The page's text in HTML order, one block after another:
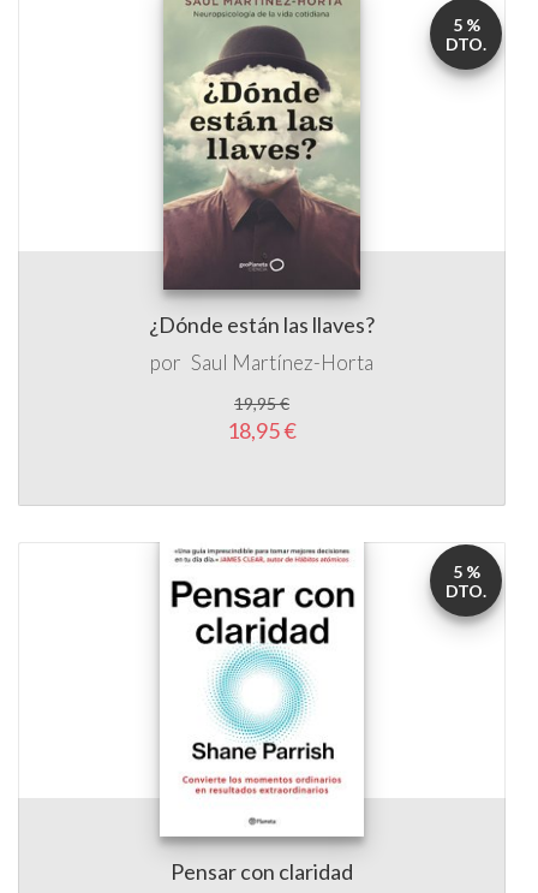
¿Dónde están las llaves?
por Saul Martínez-Horta
19,95 €
18,95 €
5 %
DTO.
Pensar con claridad
5 %
DTO.